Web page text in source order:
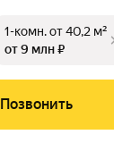
1-комн.от 40,2 м²
от 9 млн ₽
Позвонить